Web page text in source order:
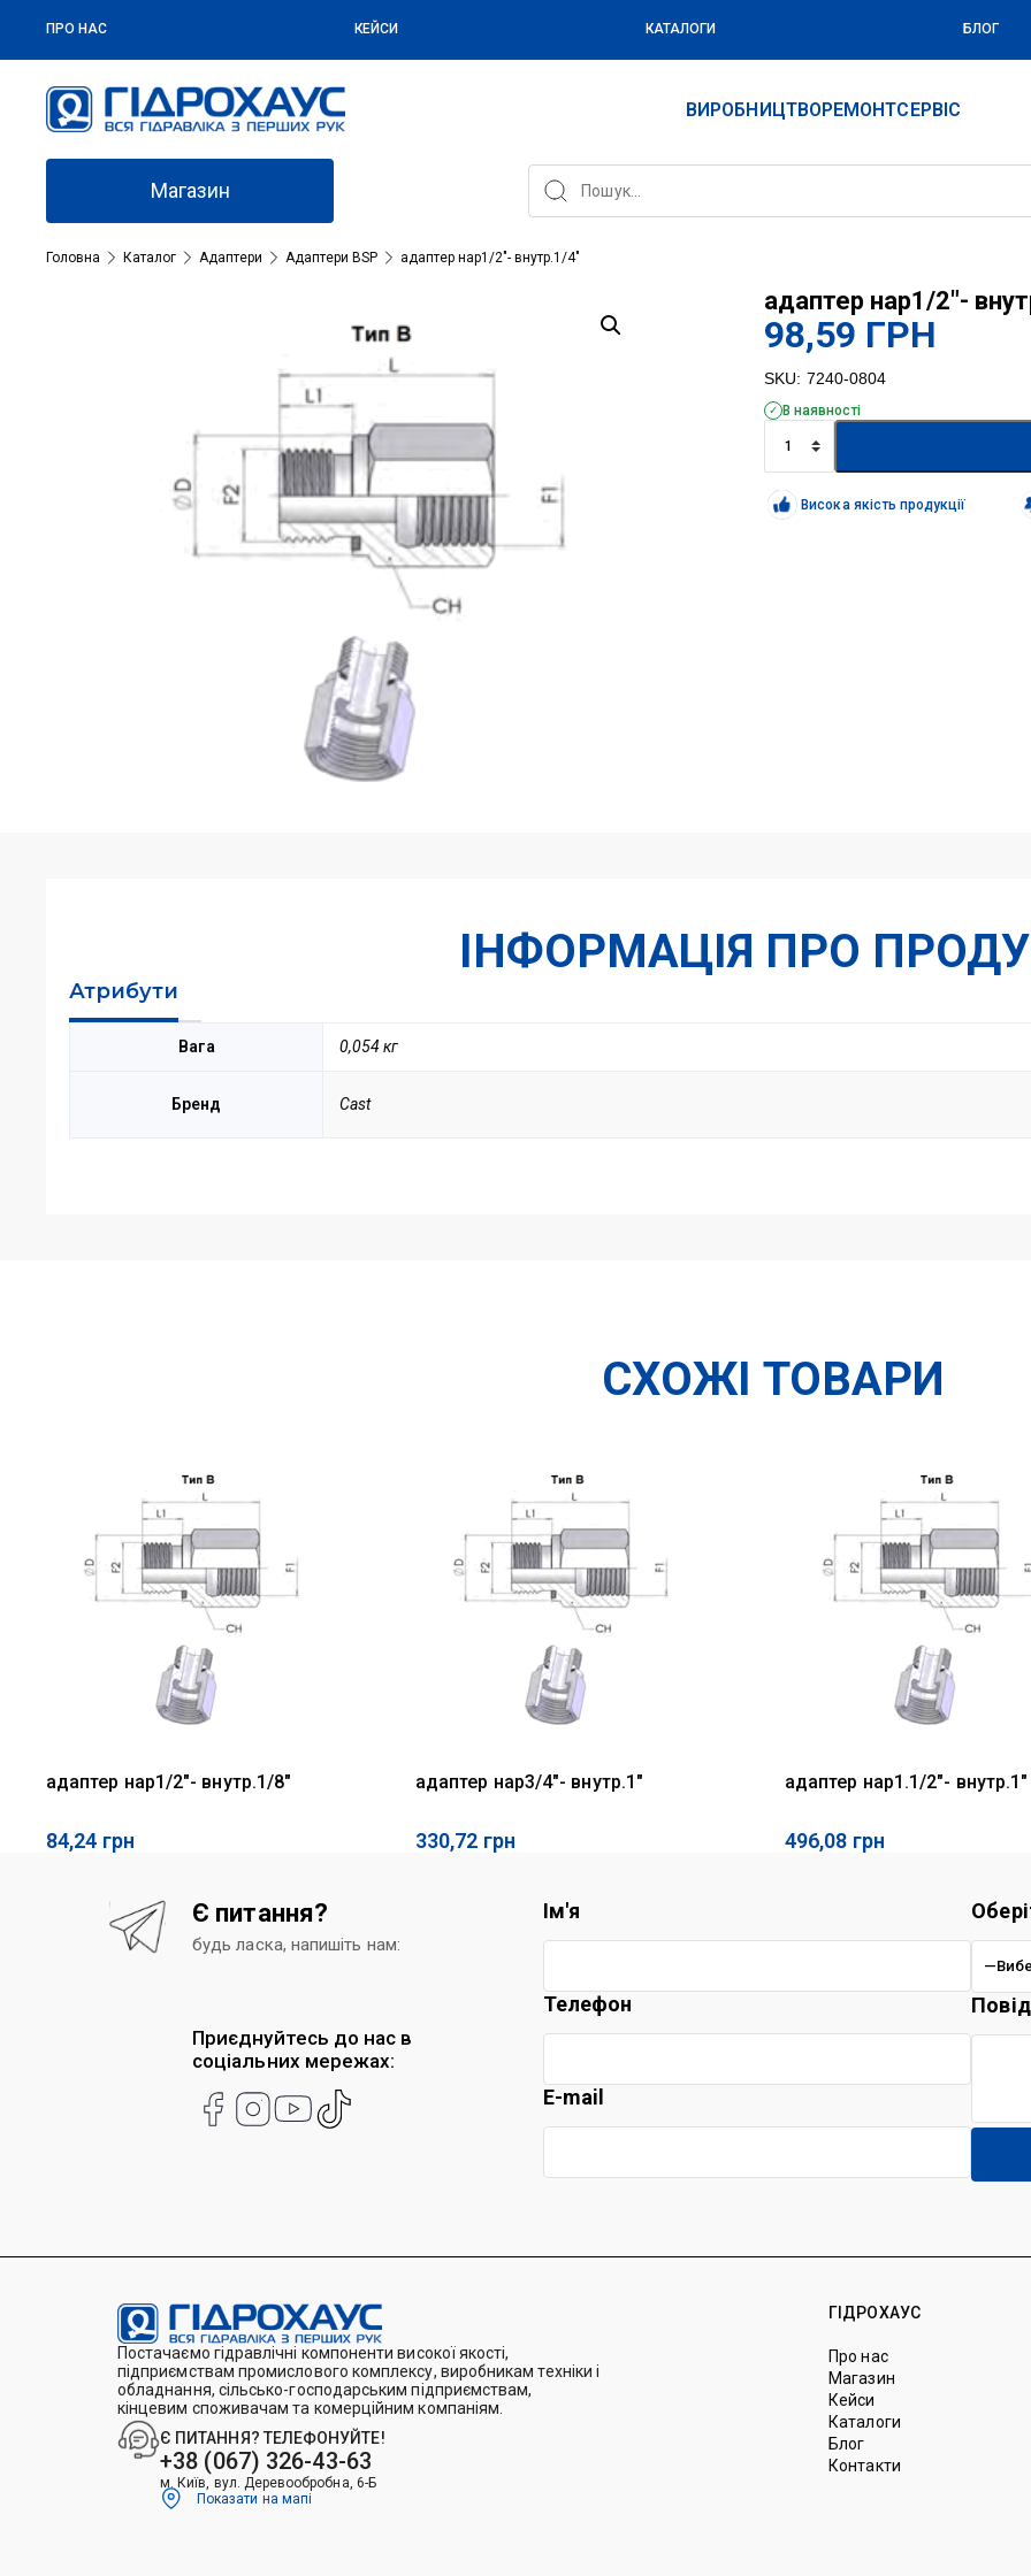
ПРО НАС КЕЙСИ КАТАЛОГИ БЛОГ
ВИРОБНИЦТВОРЕМОНТСЕРВІС
Магазин
Головна Каталог Адаптери Адаптери BSP адаптер нар1/2″- внутр.1/4″
адаптер нар1/2″-
98,59 ГРН
SKU: 7240-0804
В наявності
нар1/2"-
внутр.1/4"
кількістьВисока якість продукції
ІНФОРМАЦІЯ ПРО
Атрибути
Вага 0,054 кг
Бренд Cast
СХОЖІ ТОВАРИ
адаптер нар1/2"- внутр.1/8"
84,24 грн
адаптер нар3/4"- внутр.1"
330,72 грн
адаптер нар1.1/2"- внутр.1"
496,08 грн
Є питання?
будь ласка, напишіть нам:
Приєднуйтесь до нас в
соціальних мережах:
Ім'я
Телефон
E-mail
Постачаємо гідравлічні компоненти високої якості,
підприємствам промислового комплексу, виробникам техніки і
обладнання, сільсько-господарським підприємствам,
кінцевим споживачам та комерційним компаніям.
Є ПИТАННЯ? ТЕЛЕФОНУЙТЕ!
+38 (067) 326-43-63
м. Київ, вул. Деревообробна, 6-Б
Показати на мапі
ГІДРОХАУС
Про нас
Магазин
Кейси
Каталоги
Блог
Контакти